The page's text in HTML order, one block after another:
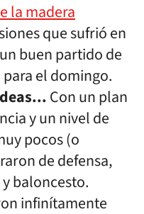
la madera
que sufrió en
buen partido de
el domingo.
Con un plan
y un nivel de
pocos (o
de defensa,
baloncesto.
infinítamente